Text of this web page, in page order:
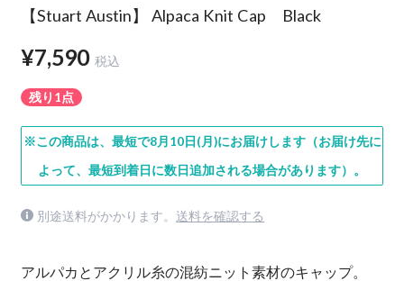
【Stuart Austin】 Alpaca Knit Cap Black
¥7,590 税込
残り1点
※この商品は、最短で8月10日(月)にお届けします（お届け先に
よって、最短到着日に数日追加される場合があります）。
別途送料がかかります。 送料を確認する
アルパカとアクリル糸の混紡ニット素材のキャップ。